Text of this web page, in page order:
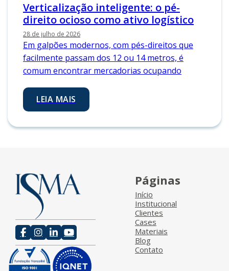
Verticalização inteligente: o pé-
direito ocioso como ativo logístico
28 de julho de 2026
Em galpões modernos, com pés-direitos que
facilmente passam dos 12 ou 14 metros, é
comum encontrar mercadorias ocupando
LEIA MAIS
Páginas
Início
Institucional
Clientes
Cases
Materiais
Blog
Contato